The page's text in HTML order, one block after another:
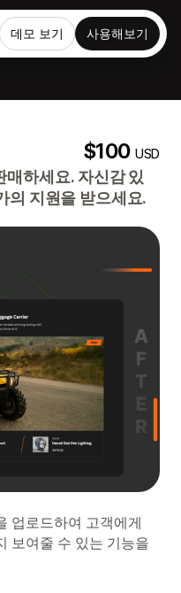
데모 보기 사용해보기
$100USD
매하세요. 자신감 있
의 지원을 받으세요.
업로드하여 고객에게
보여줄 수 있는 기능을